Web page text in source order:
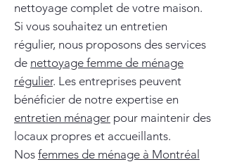
nettoyage complet de votre maison.
Si vous souhaitez un entretien
régulier, nous proposons des services
de nettoyage femme de ménage
régulier. Les entreprises peuvent
bénéficier de notre expertise en
entretien ménager pour maintenir des
locaux propres et accueillants.
Nos femmes de ménage à Montréal